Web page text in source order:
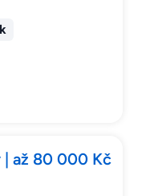
až 80 000 Kč